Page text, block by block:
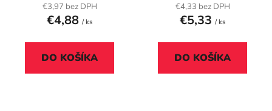
€3,97 bez DPH
€4,88 / ks
DO KOŠÍKA
€4,33 bez DPH
€5,33 / ks
DO KOŠÍKA